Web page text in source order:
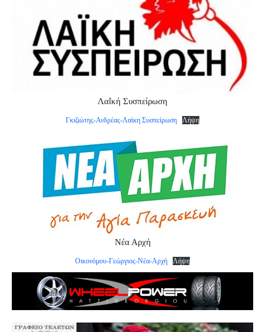
Λαΐκή Συσπείρωση
Γκιζιώτης-Ανδρέας-Λαίκη Συσπείρωση Λήψη
Νέα Αρχή
Οικονόμου-Γεώργιος-Νέα-Αρχή Λήψη